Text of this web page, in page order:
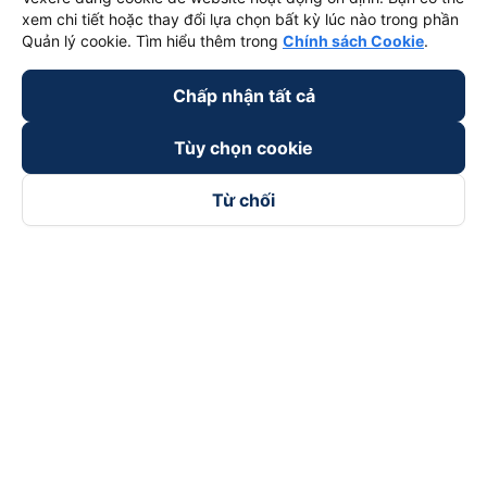
xem chi tiết hoặc thay đổi lựa chọn bất kỳ lúc nào trong phần
Quản lý cookie. Tìm hiểu thêm trong Chính sách Cookie.
Chấp nhận tất cả
Tùy chọn cookie
Từ chối